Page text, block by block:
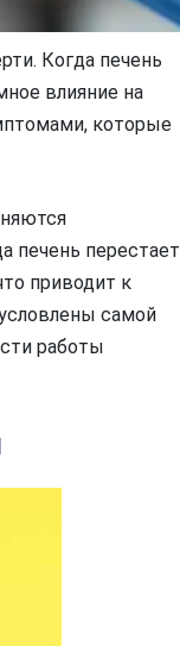
Когда печень
влияние на
которые
печень перестает
приводит к
самой
работы